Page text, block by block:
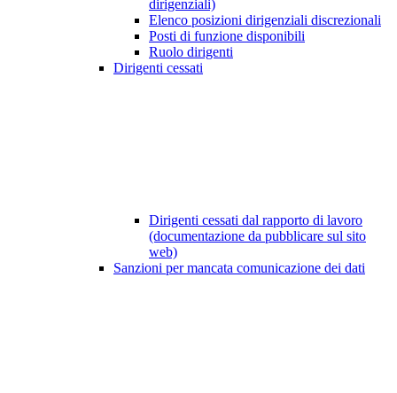
dirigenziali)
Elenco posizioni dirigenziali discrezionali
Posti di funzione disponibili
Ruolo dirigenti
Dirigenti cessati
Dirigenti cessati dal rapporto di lavoro
(documentazione da pubblicare sul sito
web)
Sanzioni per mancata comunicazione dei dati